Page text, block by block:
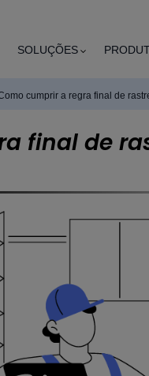
SOLUÇÕES
cumprir a regra final de
final de